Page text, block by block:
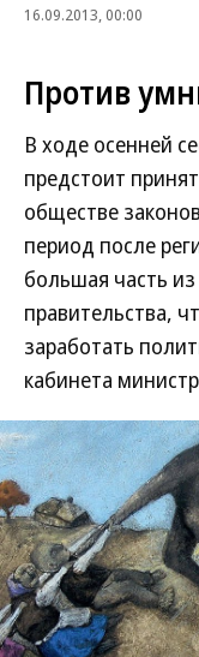
16.09.2013, 00:00
Против
В ходе осенней
предстоит
обществе
период после
большая часть
правительства,
заработать
кабинета